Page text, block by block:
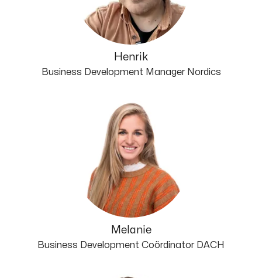
Henrik
Business Development Manager Nordics
Melanie
Business Development Coördinator DACH